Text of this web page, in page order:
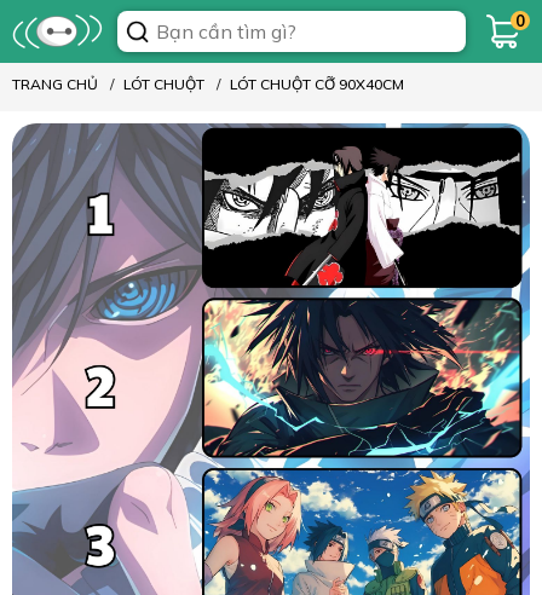
0
TRANG CHỦ LÓT CHUỘT LÓT CHUỘT CỠ 90X40CM